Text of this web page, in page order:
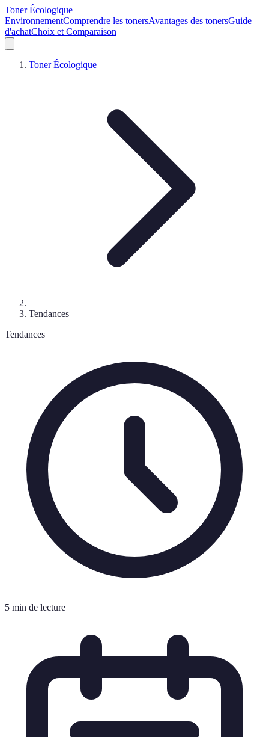
Toner Écologique
EnvironnementComprendre les tonersAvantages des tonersGuide
d'achatChoix et Comparaison
Toner Écologique
Tendances
Tendances
5 min de lecture